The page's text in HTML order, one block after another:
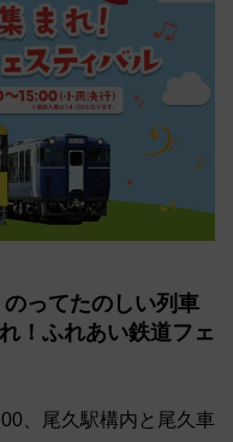
ってたのしい列車
！ふれあい鉄道フェ
、尾久駅構内と尾久車